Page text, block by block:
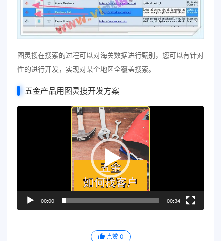
图灵搜在搜索的过程可以对海关数据进行甄别，您可以有针对
性的进行开发，实现对某个地区全覆盖搜索。
五金产品用图灵搜开发方案
00:00 00:34
点赞 0